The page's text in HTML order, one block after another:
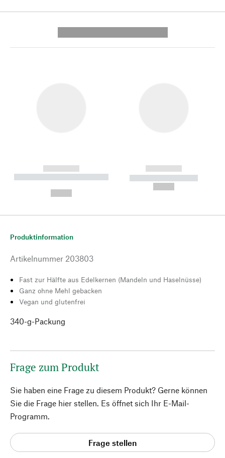
------------
----------- ----------- --------
------------
----------- -----------
Produktinformation
Artikelnummer 203803
Fast zur Hälfte aus Edelkernen (Mandeln und Haselnüsse)
Ganz ohne Mehl gebacken
Vegan und glutenfrei
340-g-Packung
Frage zum Produkt
Sie haben eine Frage zu diesem Produkt? Gerne können
Sie die Frage hier stellen. Es öffnet sich Ihr E-Mail-
Programm.
Frage stellen